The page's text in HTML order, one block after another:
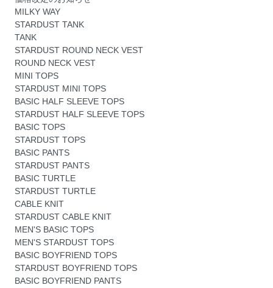
MILKY WAY
STARDUST TANK
TANK
STARDUST ROUND NECK VEST
ROUND NECK VEST
MINI TOPS
STARDUST MINI TOPS
BASIC HALF SLEEVE TOPS
STARDUST HALF SLEEVE TOPS
BASIC TOPS
STARDUST TOPS
BASIC PANTS
STARDUST PANTS
BASIC TURTLE
STARDUST TURTLE
CABLE KNIT
STARDUST CABLE KNIT
MEN'S BASIC TOPS
MEN'S STARDUST TOPS
BASIC BOYFRIEND TOPS
STARDUST BOYFRIEND TOPS
BASIC BOYFRIEND PANTS